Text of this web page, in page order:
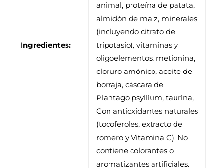
Ingredientes:
animal, proteína de patata,
almidón de maíz, minerales
(incluyendo citrato de
tripotasio), vitaminas y
oligoelementos, metionina,
cloruro amónico, aceite de
borraja, cáscara de
Plantago psyllium, taurina,
Con antioxidantes naturales
(tocoferoles, extracto de
romero y Vitamina C). No
contiene colorantes o
aromatizantes artificiales.